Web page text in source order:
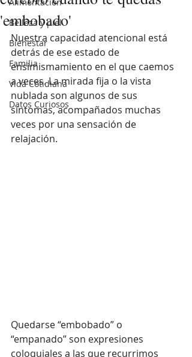
Belleza y piel
Bienestar
Familia
Vida Cotidiana
Datos Curiosos
'embobado'
Nuestra capacidad atencional está
detrás de ese estado de
ensimismamiento en el que caemos
a veces. La mirada fija o la vista
nublada son algunos de sus
síntomas, acompañados muchas
veces por una sensación de
relajación.
Quedarse “embobado” o
“empanado” son expresiones
coloquiales a las que recurrimos